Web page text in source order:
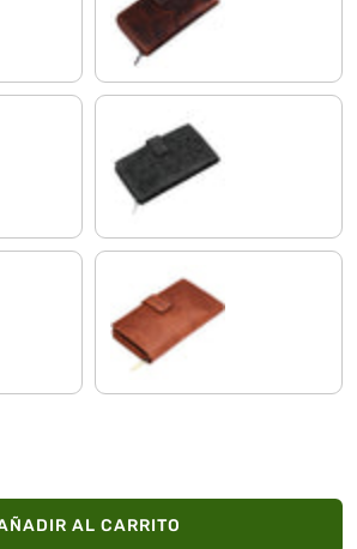
milano - marrón
negro floral
brandy - marrón
AL CARRITO